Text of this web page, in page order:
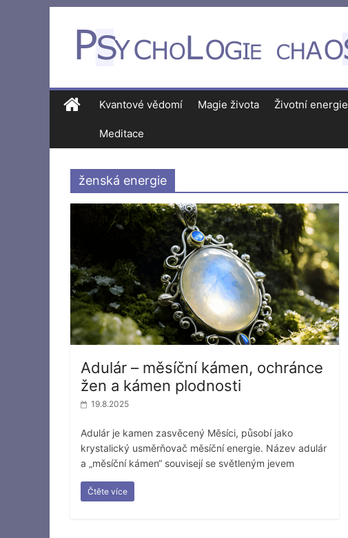
Kvantové vědomí Magie života Životní energie
Meditace
ženská energie
Adulár – měsíční kámen, ochránce
žen a kámen plodnosti
19.8.2025
Adulár je kamen zasvěcený Měsíci, působí jako
krystalický usměrňovač měsíční energie. Název adulár
a „měsíční kámen“ souvisejí se světleným jevem
Čtěte více